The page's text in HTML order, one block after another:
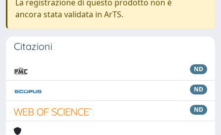
La registrazione di questo prodotto non è
ancora stata validata in ArTS.
Citazioni
ND
ND
ND